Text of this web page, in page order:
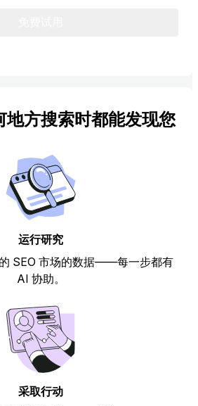
地方搜索时都能发现您
运行研究
SEO 市场的数据——每一步都有
AI 协助。
采取行动